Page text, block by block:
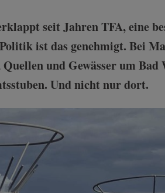
seit Jahren TFA, eine
ist das genehmigt. Bei
und Gewässer um
Und nicht nur dort.